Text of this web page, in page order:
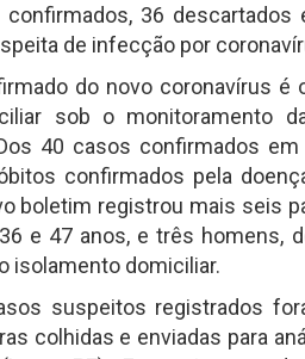
36
de infecção por
do novo coronavírus é
sob o monitoramento
40 casos confirmados
confirmados pela
boletim registrou mais seis
e 47 anos, e três homens,
isolamento domiciliar.
suspeitos registrados
colhidas e enviadas para